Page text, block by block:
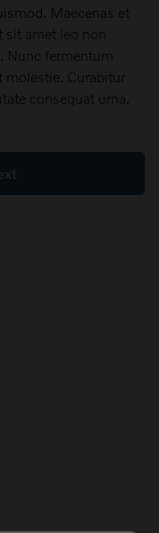
Maecenas et
sit amet leo non
Nunc fermentum
molestie. Curabitur
consequat urna.